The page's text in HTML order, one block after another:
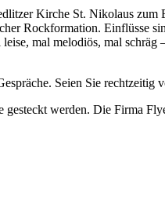
Kirche St. Nikolaus
Rockformation. Einflüsse
mal melodiös, mal schräg
Seien Sie rechtzeitig
werden. Die Firma